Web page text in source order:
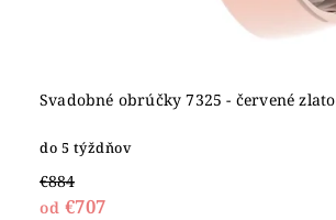
Svadobné obrúčky 7325 - červené zlato
do 5 týždňov
€884
od €707